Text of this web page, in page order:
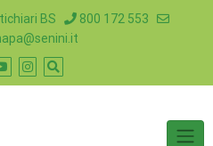
BS
800 172 553